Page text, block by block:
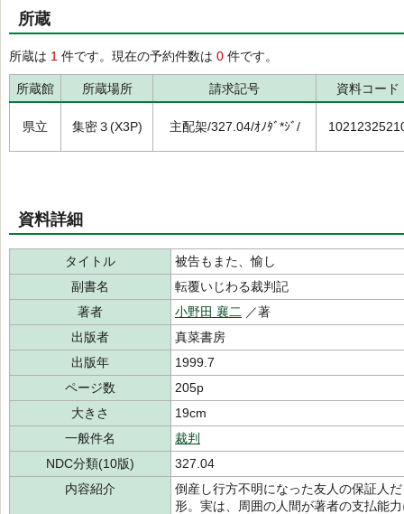
所蔵
所蔵は 1 件です。現在の予約件数は 0 件です。
所蔵館 所蔵場所 請求記号 資料コード
県立 集密３(X3P) 主配架/327.04/ｵﾉﾀﾞ*ｼﾞ/
資料詳細
タイトル
被告もまた、愉し
副書名
転覆いじわる裁判記
著者
小野田 襄二 ／著
出版者
真菜書房
出版年
1999.7
ページ数
205p
大きさ
19cm
一般件名
裁判
NDC分類(10版)
327.04
内容紹介
倒産し行方不明になった友人の保証人
形。実は、周囲の人間が著者の支払能